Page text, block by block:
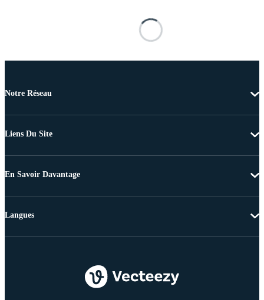
Notre Réseau
Liens Du Site
En Savoir Davantage
Langues